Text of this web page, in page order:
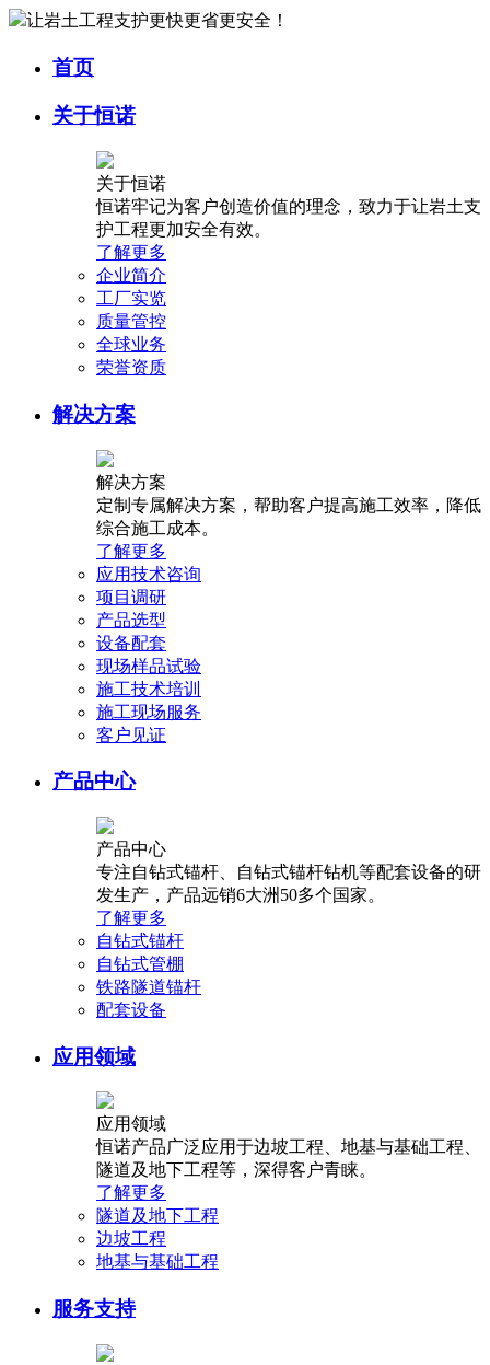
让岩土工程支护更快更省更安全！
首页
关于恒诺
关于恒诺
恒诺牢记为客户创造价值的理念，致力于让岩土支
护工程更加安全有效。
了解更多
企业简介
工厂实览
质量管控
全球业务
荣誉资质
解决方案
解决方案
定制专属解决方案，帮助客户提高施工效率，降低
综合施工成本。
了解更多
应用技术咨询
项目调研
产品选型
设备配套
现场样品试验
施工技术培训
施工现场服务
客户见证
产品中心
产品中心
专注自钻式锚杆、自钻式锚杆钻机等配套设备的研
发生产，产品远销6大洲50多个国家。
了解更多
自钻式锚杆
自钻式管棚
铁路隧道锚杆
配套设备
应用领域
应用领域
恒诺产品广泛应用于边坡工程、地基与基础工程、
隧道及地下工程等，深得客户青睐。
了解更多
隧道及地下工程
边坡工程
地基与基础工程
服务支持